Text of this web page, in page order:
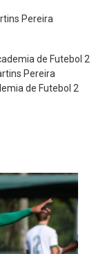
Pereira
de Futebol 2
Pereira
de Futebol 2